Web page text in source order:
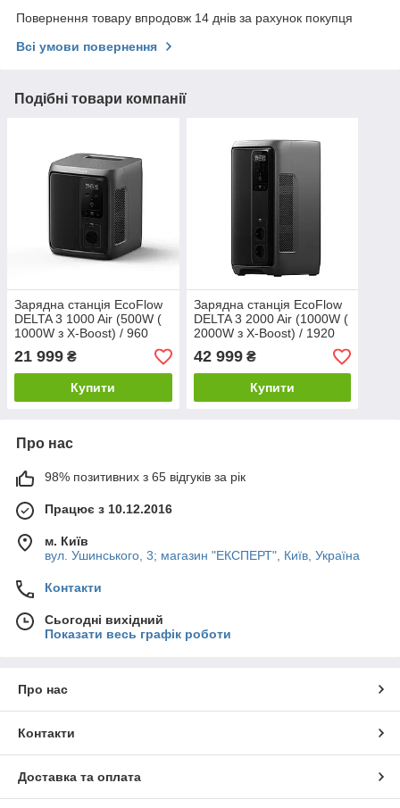
Повернення товару впродовж 14 днів за рахунок покупця
Всі умови повернення
Подібні товари компанії
Зарядна станція EcoFlow
DELTA 3 1000 Air (500W (
1000W з X-Boost) / 960
Вт*год)
21 999 ₴
Купити
Зарядна станція EcoFlow
DELTA 3 2000 Air (1000W (
2000W з X-Boost) / 1920
Вт*год)
42 999₴
Купити
Про нас
98% позитивних з 65 відгуків за рік
Працює з 10.12.2016
м. Київ
вул. Ушинського, 3; магазин "ЕКСПЕРТ", Київ, Україна
Контакти
Сьогодні вихідний
Показати весь графік роботи
Про нас
Контакти
Доставка та оплата